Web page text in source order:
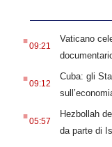
.09:21
Vaticano
.09:12
Cuba: gli
.05:57
Hezbollah
da parte di